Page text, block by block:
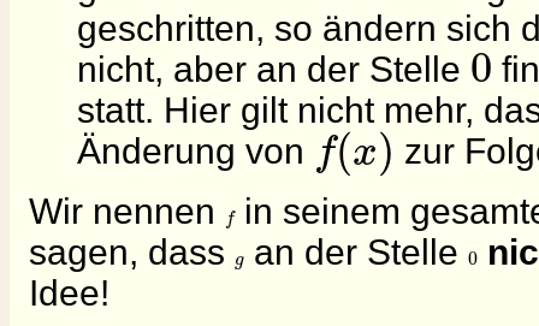
geschritten, so ändern sich
nicht, aber an der Stelle 0
statt. Hier gilt nicht mehr,
Änderung von f(x) zur
Wir nennen fin seinem
sagen, dass gan der Stelle 0
Idee!